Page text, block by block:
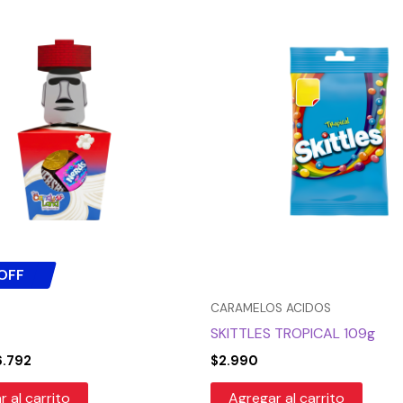
precio
actual
es:
$6.792.
al carrito
CARAMELOS ACIDOS
SKITTLES TROPICAL 109g
$2.990
Agregar al carrito